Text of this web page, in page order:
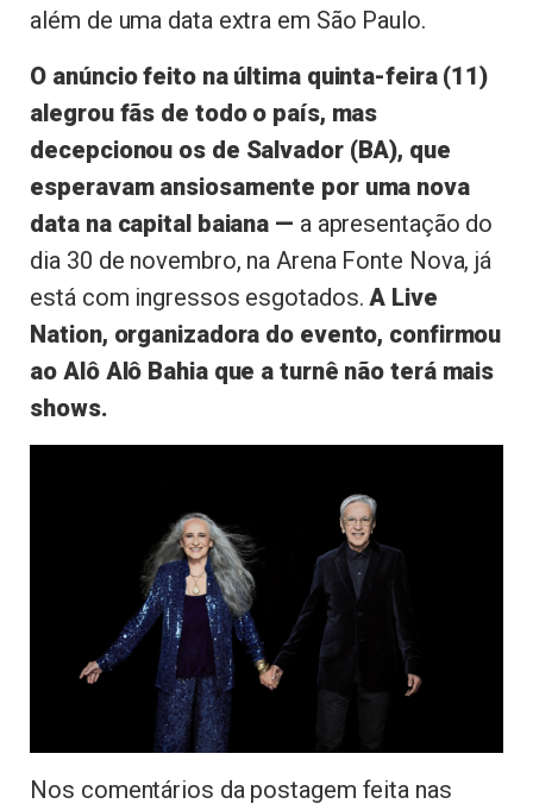
além de uma data extra em São Paulo.
O anúncio feito na última quinta-feira (11)
alegrou fãs de todo o país, mas
decepcionou os de Salvador (BA), que
esperavam ansiosamente por uma nova
data na capital baiana — a apresentação do
dia 30 de novembro, na Arena Fonte Nova, já
está com ingressos esgotados. A Live
Nation, organizadora do evento, confirmou
ao Alô Alô Bahia que a turnê não terá mais
shows.
Nos comentários da postagem feita nas